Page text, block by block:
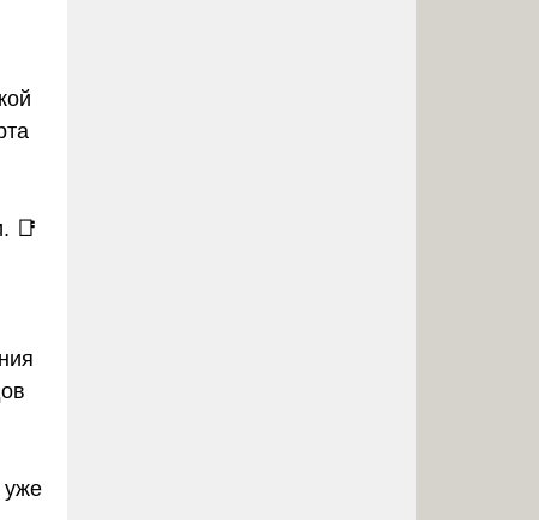
📑
уже